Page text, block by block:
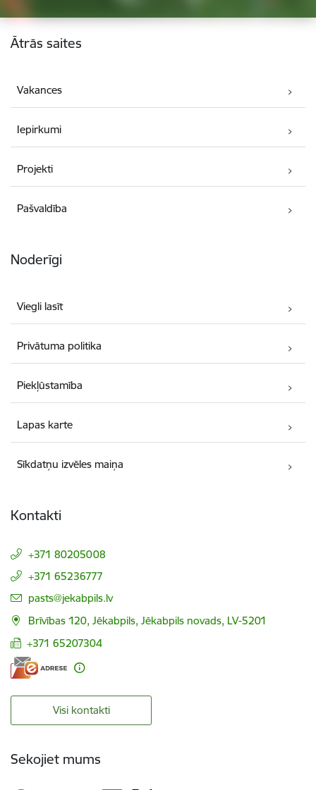
Kājene
Ātrās saites
Vakances
Iepirkumi
Projekti
Pašvaldība
Noderīgi
Viegli lasīt
Privātuma politika
Piekļūstamība
Lapas karte
Sīkdatņu izvēles maiņa
Kontakti
+371 80205008
+371 65236777
E-pasts:
pasts@jekabpils.lv
Brīvības 120, Jēkabpils, Jēkabpils novads, LV-5201
+371 65207304
Visi kontakti
Sekojiet mums